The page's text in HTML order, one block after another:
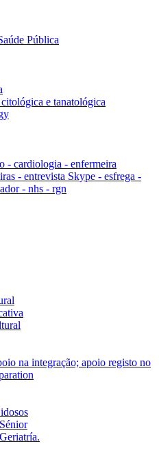
Pública
e tanatológica
- cardiologia - enfermeira
- entrevista Skype - esfrega -
- nhs - rgn
na integração; apoio registo no